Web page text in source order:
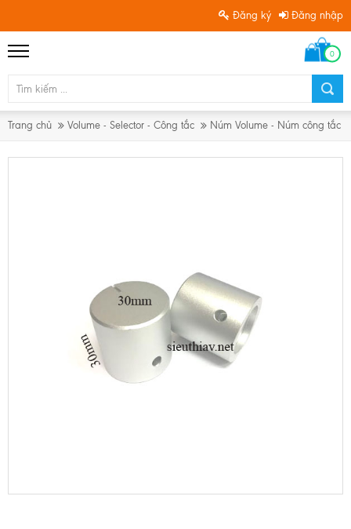
Đăng ký Đăng nhập
0
Trang chủ Volume - Selector - Công tắc Núm Volume - Núm công tắc